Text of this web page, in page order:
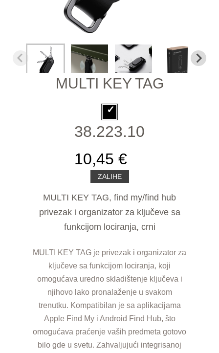
MULTI KEY TAG
38.223.10
10,45 €
ZALIHE
MULTI KEY TAG, find my/find hub
privezak i organizator za ključeve sa
funkcijom lociranja, crni
MULTI KEY TAG je privezak i organizator za
ključeve sa funkcijom lociranja, koji
omogućava uredno skladištenje ključeva i
njihovo lako pronalaženje u svakom
trenutku. Kompatibilan je sa aplikacijama
Apple Find My i Android Find Hub, što
omogućava praćenje vaših predmeta gotovo
bilo gde u svetu. Zahvaljujući integrisanoj